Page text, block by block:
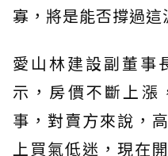
寡，將是能否撐過這
愛山林建設副董事
示，房價不斷上漲
事，對賣方來說，
上買氣低迷，現在